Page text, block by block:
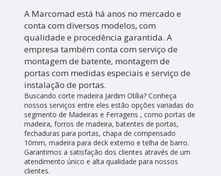
A Marcomad está há anos no mercado e
conta com diversos modelos, com
qualidade e procedência garantida. A
empresa também conta com serviço de
montagem de batente, montagem de
portas com medidas especiais e serviço de
instalação de portas.
Buscando corte madeira Jardim Otília? Conheça
nossos serviços entre eles estão opções variadas do
segmento de Madeiras e Ferragens , como portas de
madeira, forros de madeira, batentes de portas,
fechaduras para portas, chapa de compensado
10mm, madeira para deck externo e telha de barro.
Garantimos a satisfação dos clientes através de um
atendimento único e alta qualidade para nossos
clientes.